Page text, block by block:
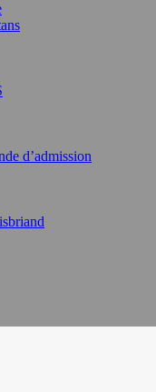
d’admission